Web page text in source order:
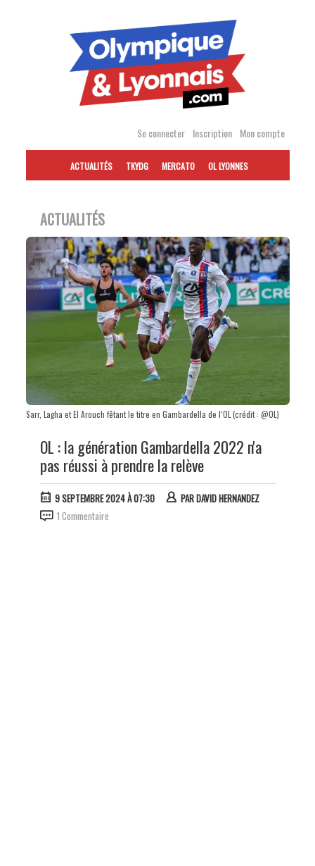
Se connecter Inscription Mon compte
ACTUALITÉS TKYDG MERCATO OL LYONNES
ACTUALITÉS
Sarr, Lagha et El Arouch fêtant le titre en Gambardella de l’OL (crédit : @OL)
OL : la génération Gambardella 2022 n'a
pas réussi à prendre la relève
9 SEPTEMBRE 2024 À 07:30 PARDAVID HERNANDEZ
1 Commentaire